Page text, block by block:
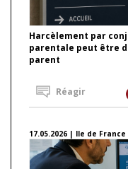
Harcèlement par
parentale peut être
parent
Réagir
17.05.2026 | Ile de France